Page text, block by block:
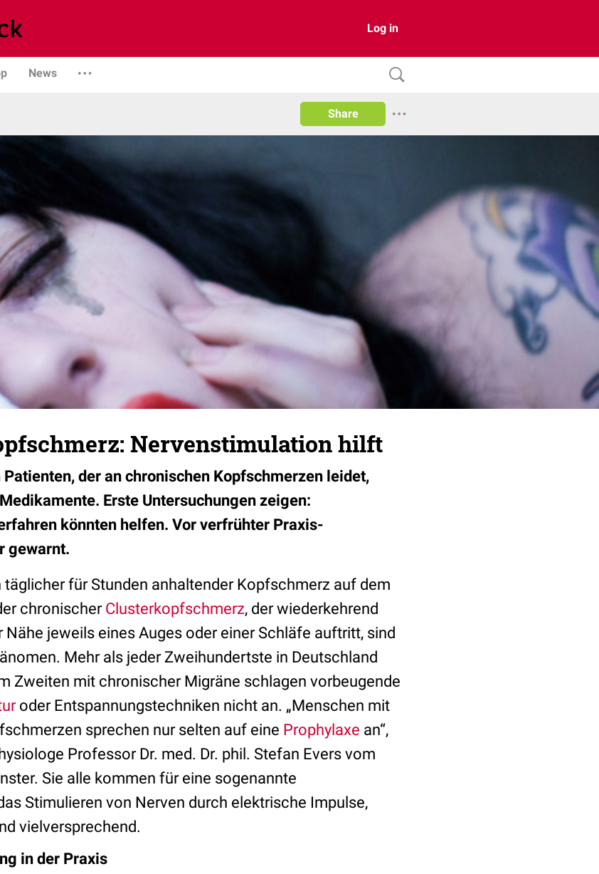
Log in
News
Share
Nervenstimulation hilft
der an chronischen Kopfschmerzen leidet,
Erste Untersuchungen zeigen:
könnten helfen. Vor verfrühter Praxis-
täglicher für Stunden anhaltender Kopfschmerz auf dem
chronischerClusterkopfschmerz, der wiederkehrend
jeweils eines Auges oder einer Schläfe auftritt, sind
Mehr als jeder Zweihundertste in Deutschland
Zweiten mit chronischer Migräne schlagen vorbeugende
oder Entspannungstechniken nicht an. „Menschen mit
sprechen nur selten auf eine Prophylaxe an“,
Professor Dr. med. Dr. phil. Stefan Evers vom
Sie alle kommen für eine sogenannte
Stimulieren von Nerven durch elektrische Impulse,
vielversprechend.
in der Praxis